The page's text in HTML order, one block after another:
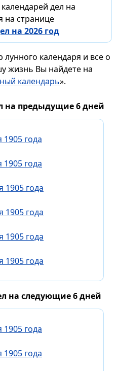
дел на
на странице
на 2026 год
календаря и все о
жизнь Вы найдете на
календарь».
на предыдущие 6 дней
года
года
1905 года
1905 года
1905 года
1905 года
на следующие 6 дней
года
года